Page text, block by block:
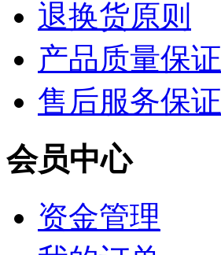
退换货原则
产品质量保证
售后服务保证
会员中心
资金管理